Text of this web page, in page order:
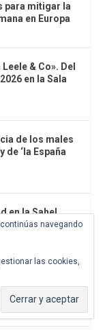
para mitigar la
en Europa
& Co». Del
en la Sala
de los males
‘la España
en la Sahel.
2026
sobre
la Edad
2026
navegando
las cookies,